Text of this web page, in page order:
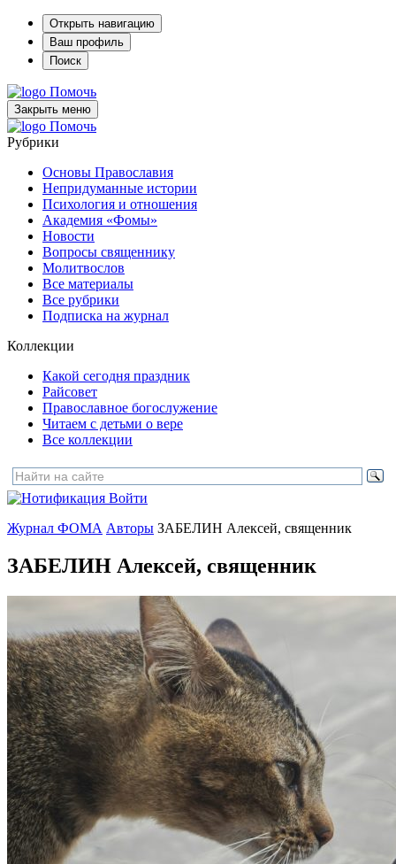
Открыть навигацию
Ваш профиль
Поиск
Помочь
Закрыть меню
Помочь
Рубрики
Основы Православия
Непридуманные истории
Психология и отношения
Академия «Фомы»
Новости
Вопросы священнику
Молитвослов
Все материалы
Все рубрики
Подписка на журнал
Коллекции
Какой сегодня праздник
Райсовет
Православное богослужение
Читаем с детьми о вере
Все коллекции
Войти
Журнал ФОМА Авторы ЗАБЕЛИН Алексей, священник
ЗАБЕЛИН Алексей, священник